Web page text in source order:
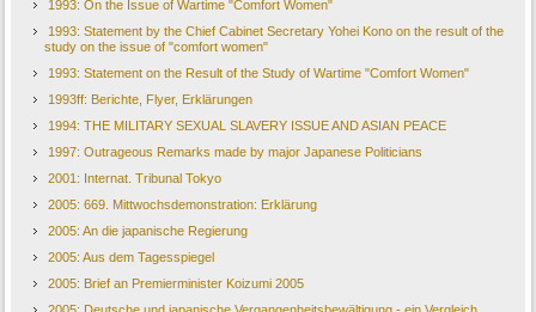
1993: On the Issue of Wartime "Comfort Women"
1993: Statement by the Chief Cabinet Secretary Yohei Kono on the result of the
study on the issue of "comfort women"
1993: Statement on the Result of the Study of Wartime "Comfort Women"
1993ff: Berichte, Flyer, Erklärungen
1994: THE MILITARY SEXUAL SLAVERY ISSUE AND ASIAN PEACE
1997: Outrageous Remarks made by major Japanese Politicians
2001: Internat. Tribunal Tokyo
2005: 669. Mittwochsdemonstration: Erklärung
2005: An die japanische Regierung
2005: Aus dem Tagesspiegel
2005: Brief an Premierminister Koizumi 2005